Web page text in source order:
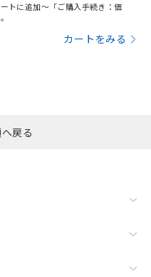
トに追加～「ご購入手続き：価
カートをみる
戻る